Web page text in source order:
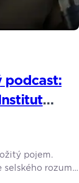
podcast:
pojem.
selského rozumu